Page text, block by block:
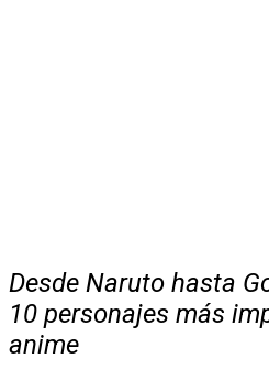
Desde Naruto hasta
10 personajes más
anime